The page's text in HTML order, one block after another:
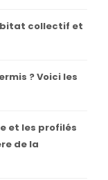
collectif et
? Voici les
et les profilés
de la